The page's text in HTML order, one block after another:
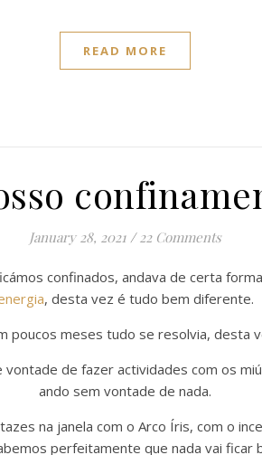
READ MORE
January 28, 2021 / 22 Comments
confinados, andava de certa forma
, desta vez é tudo bem diferente.
poucos meses tudo se resolvia, desta
vontade de fazer actividades com os
ando sem vontade de nada.
na janela com o Arco Íris, com o
perfeitamente que nada vai ficar